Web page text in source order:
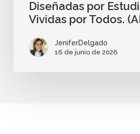
Diseñadas por
Vividas por Todos.
JeniferDelgado
16 de junio de 2026